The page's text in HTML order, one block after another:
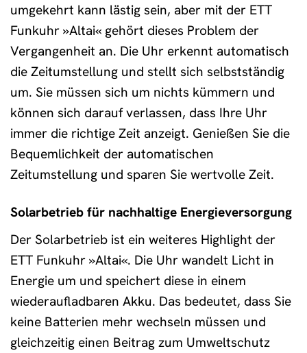
umgekehrt kann lästig sein, aber mit der ETT
Funkuhr »Altai« gehört dieses Problem der
Vergangenheit an. Die Uhr erkennt automatisch
die Zeitumstellung und stellt sich selbstständig
um. Sie müssen sich um nichts kümmern und
können sich darauf verlassen, dass Ihre Uhr
immer die richtige Zeit anzeigt. Genießen Sie die
Bequemlichkeit der automatischen
Zeitumstellung und sparen Sie wertvolle Zeit.
Solarbetrieb für nachhaltige Energieversorgung
Der Solarbetrieb ist ein weiteres Highlight der
ETT Funkuhr »Altai«. Die Uhr wandelt Licht in
Energie um und speichert diese in einem
wiederaufladbaren Akku. Das bedeutet, dass Sie
keine Batterien mehr wechseln müssen und
gleichzeitig einen Beitrag zum Umweltschutz